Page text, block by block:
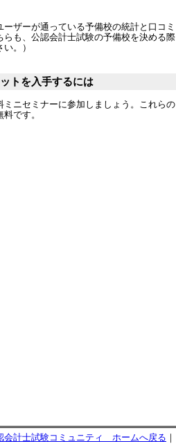
ザーが通っている予備校の統計と口コミ
も、公認会計士試験の予備校を決める際
。）
トを入手するには
ニセミナーに参加しましょう。これらの
です。
会計士試験コミュニティ ホームへ戻る ｜